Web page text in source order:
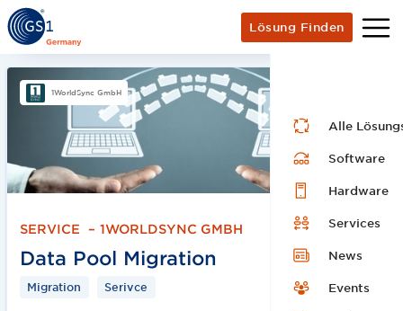
Lösung Finden
Alle
Software
Hardware
Services
News
Events
1WorldSync GmbH
SERVICE – 1WORLDSYNC GMBH
Data Pool Migration
Migration Serivce